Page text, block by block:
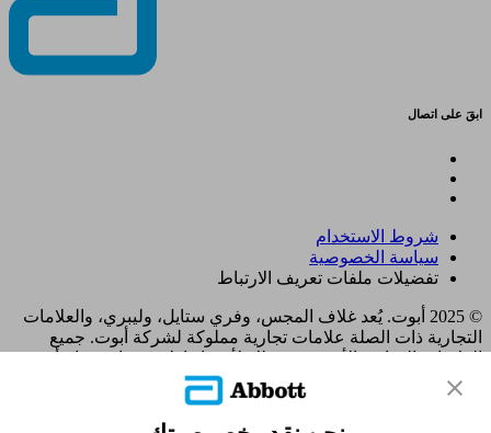
ابقَ على اتصال
شروط الاستخدام
سياسة الخصوصية
تفضيلات ملفات تعريف الارتباط
© 2025 أبوت. يُعد غلاف المجس، وفري ستايل، وليبري، والعلامات
التجارية ذات الصلة علامات تجارية مملوكة لشركة أبوت. جميع
العلامات التجارية الأخرى هي ملك لأصحابها. لا يجوز استخدام أي
علامة تجارية، أو اسم تجاري، أو تصميم تجاري مملوك لشركة أبوت
على هذا الموقع دون الحصول على تصريح كتابي مسبق من شركة
أبوت لابوراتوريز، باستثناء تحديد المنتج أو الخدمات التابعة للشركة.